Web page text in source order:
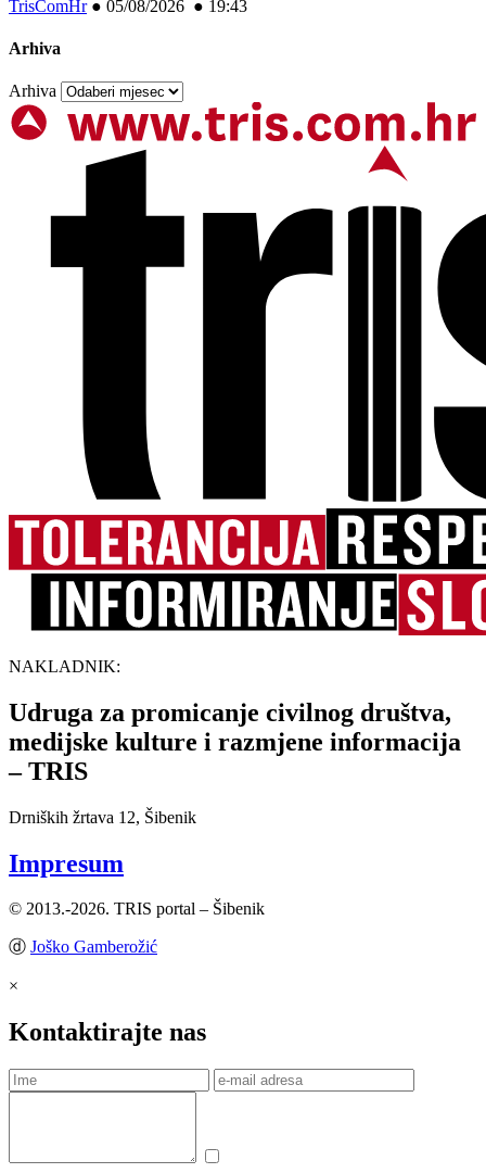
TrisComHr● 05/08/2026 ● 19:43
Arhiva
Arhiva
NAKLADNIK:
Udruga za promicanje civilnog društva,
medijske kulture i razmjene informacija
– TRIS
Drniških žrtava 12, Šibenik
Impresum
© 2013.-2026. TRIS portal – Šibenik
ⓓ Joško Gamberožić
×
Kontaktirajte nas